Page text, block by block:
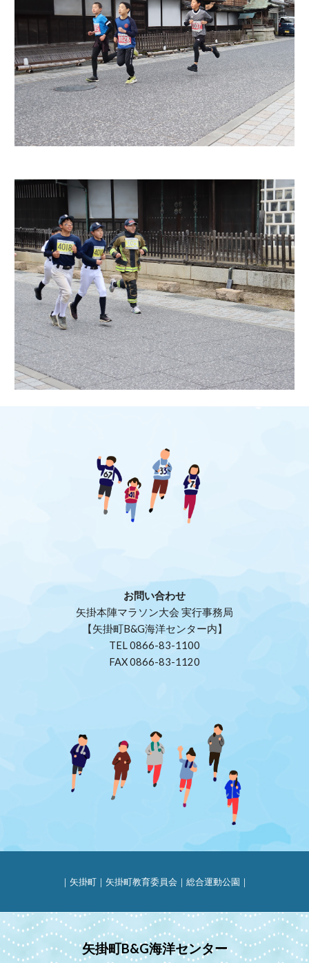
お問い合わせ
矢掛本陣マラソン大会 実行事務局
【矢掛町B&G海洋センター内】
TEL 0866-83-1100
FAX 0866-83-1120
｜ 矢掛町｜ 矢掛町教育委員会 ｜ 総合運動公園 ｜
矢掛町B&G海洋センター